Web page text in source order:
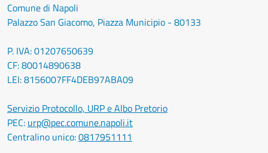
Comune di Napoli
Palazzo San Giacomo, Piazza Municipio - 80133
P. IVA: 01207650639
CF: 80014890638
LEI: 8156007FF4DEB97ABA09
Servizio Protocollo, URP e Albo Pretorio
PEC: urp@pec.comune.napoli.it
Centralino unico:0817951111